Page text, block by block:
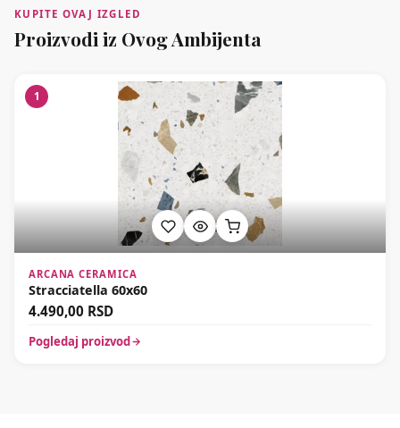
KUPITE OVAJ IZGLED
Proizvodi iz Ovog Ambijenta
1
ARCANA CERAMICA
Stracciatella 60x60
4.490,00 RSD
Pogledaj proizvod